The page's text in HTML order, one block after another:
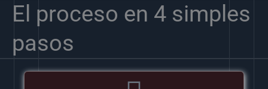
El proceso en 4 simples
pasos